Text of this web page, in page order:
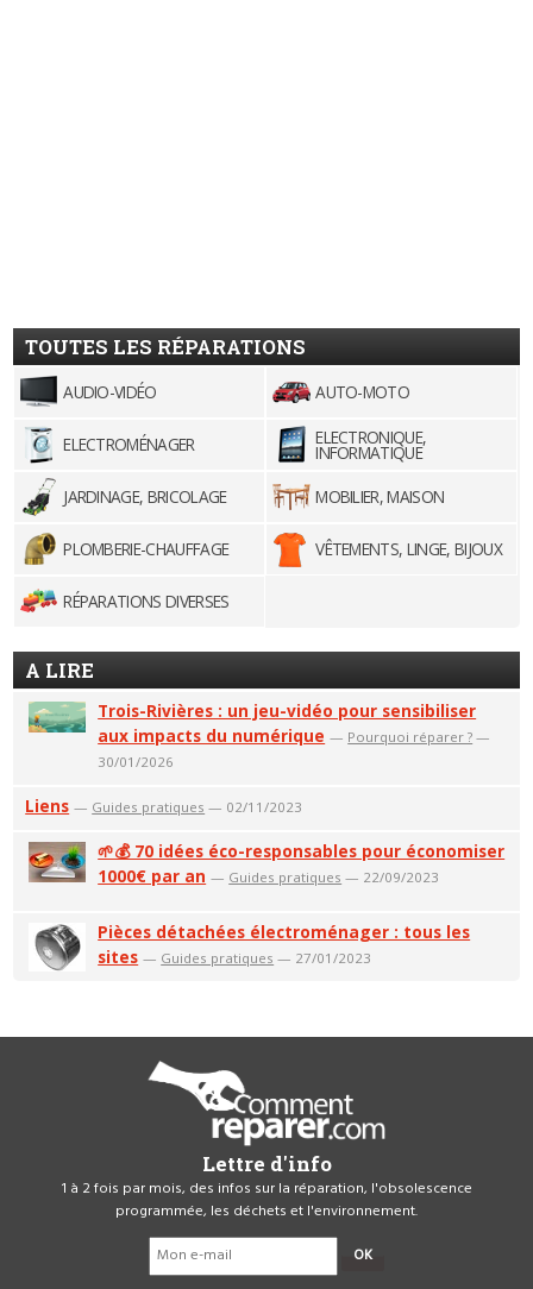
TOUTES LES RÉPARATIONS
AUDIO-VIDÉO AUTO-MOTO
ELECTROMÉNAGER ELECTRONIQUE,
INFORMATIQUE
JARDINAGE, BRICOLAGE
MOBILIER, MAISON
PLOMBERIE-CHAUFFAGE VÊTEMENTS, LINGE, BIJOUX
RÉPARATIONS DIVERSES
A LIRE
Trois-Rivières : un jeu-vidéo pour sensibiliser
aux impacts du numérique — Pourquoi réparer ? —
30/01/2026
Liens — Guides pratiques — 02/11/2023
🌱💰 70 idées éco-responsables pour économiser
1000€ par an — Guides pratiques — 22/09/2023
Pièces détachées électroménager : tous les
sites — Guides pratiques — 27/01/2023
Lettre d'info
1 à 2 fois par mois, des infos sur la réparation, l'obsolescence
programmée, les déchets et l'environnement.
OK